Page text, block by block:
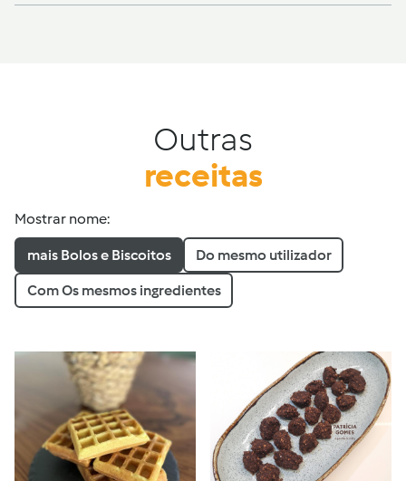
Outras
receitas
Mostrar nome:
mais Bolos e Biscoitos Do mesmo utilizador
Com Os mesmos ingredientes